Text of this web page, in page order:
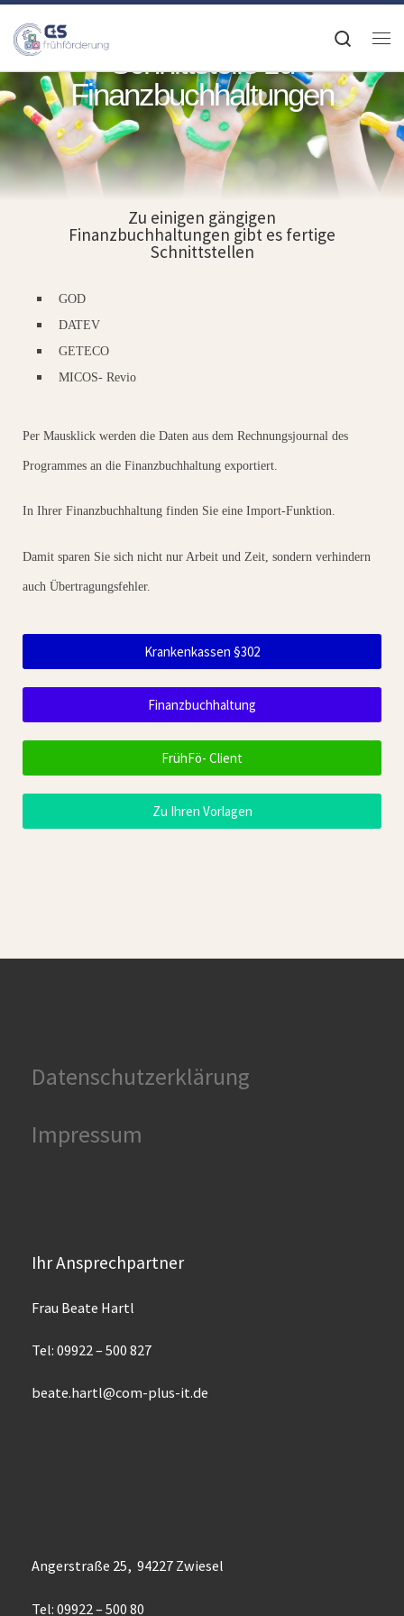
Zum Inhalt springen Search
Finanzbuchhaltung
Schnittstelle zu
Finanzbuchhaltungen
Zu einigen gängigen
Finanzbuchhaltungen gibt es fertige
Schnittstellen
GOD
DATEV
GETECO
MICOS- Revio
Per Mausklick werden die Daten aus dem Rechnungsjournal des
Programmes an die Finanzbuchhaltung exportiert.
In Ihrer Finanzbuchhaltung finden Sie eine Import-Funktion.
Damit sparen Sie sich nicht nur Arbeit und Zeit, sondern verhindern
auch Übertragungsfehler.
Krankenkassen §302
Finanzbuchhaltung
FrühFö- Client
Zu Ihren Vorlagen
Datenschutzerklärung
Impressum
Ihr Ansprechpartner
Frau Beate Hartl
Tel: 09922 – 500 827
beate.hartl@com-plus-it.de
Angerstraße 25, 94227 Zwiesel
Tel: 09922 – 500 80